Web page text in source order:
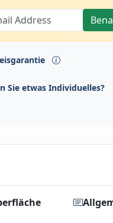
Sie etwas Individuelles?